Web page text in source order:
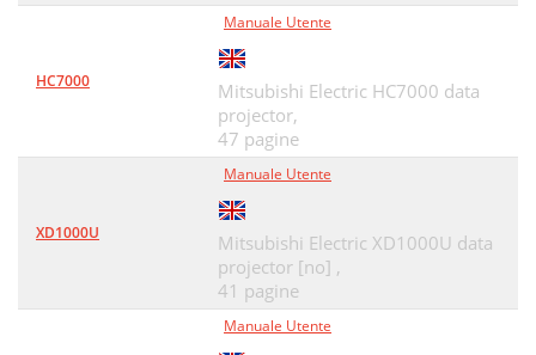
HC7000
Manuale Utente
Mitsubishi Electric HC7000 data
projector,
47 pagine
XD1000U
Manuale Utente
Mitsubishi Electric XD1000U data
projector [no] ,
41 pagine
Manuale Utente